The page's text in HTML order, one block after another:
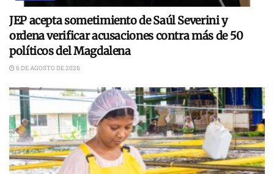
JEP acepta sometimiento de Saúl Severini y
ordena verificar acusaciones contra más de 50
políticos del Magdalena
6 DE AGOSTO DE 2026